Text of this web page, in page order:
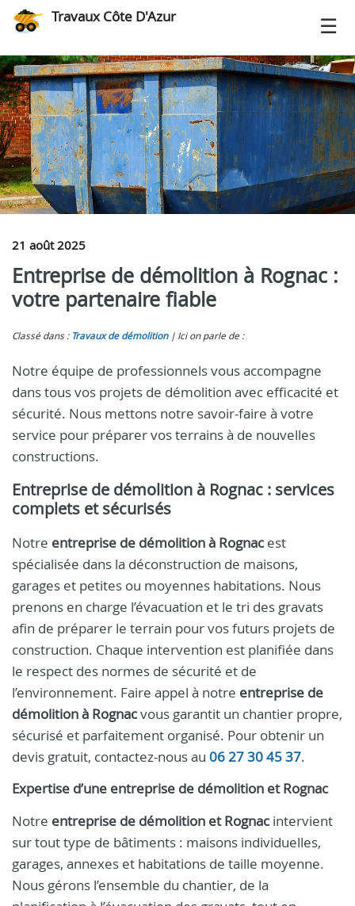
Travaux Côte D'Azur
21 août 2025
Entreprise de démolition à Rognac :
votre partenaire fiable
Classé dans : Travaux de démolition Ici on parle de :
Notre équipe de professionnels vous accompagne
dans tous vos projets de démolition avec efficacité et
sécurité. Nous mettons notre savoir-faire à votre
service pour préparer vos terrains à de nouvelles
constructions.
Entreprise de démolition à Rognac : services
complets et sécurisés
Notre entreprise de démolition à Rognac est
spécialisée dans la déconstruction de maisons,
garages et petites ou moyennes habitations. Nous
prenons en charge l’évacuation et le tri des gravats
afin de préparer le terrain pour vos futurs projets de
construction. Chaque intervention est planifiée dans
le respect des normes de sécurité et de
l’environnement. Faire appel à notre entreprise de
démolition à Rognacvous garantit un chantier propre,
sécurisé et parfaitement organisé. Pour obtenir un
devis gratuit, contactez-nous au 06 27 30 45 37.
Expertise d’une entreprise de démolition et Rognac
Notre entreprise de démolition et Rognac intervient
sur tout type de bâtiments : maisons individuelles,
garages, annexes et habitations de taille moyenne.
Nous gérons l’ensemble du chantier, de la